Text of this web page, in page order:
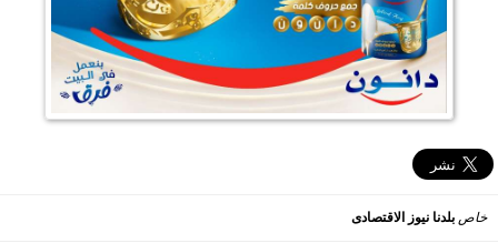
خاص بلدنا نيوز الاقتصادى